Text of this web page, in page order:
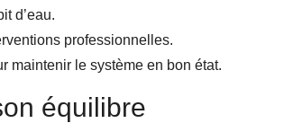
d’eau.
professionnelles.
maintenir le système en bon état.
équilibre